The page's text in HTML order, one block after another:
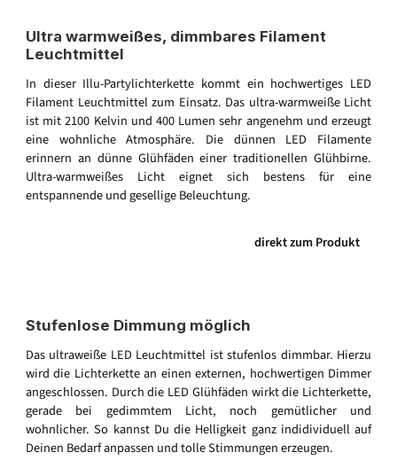
Ultra warmweißes, dimmbares Filament
Leuchtmittel
In dieser Illu-Partylichterkette kommt ein hochwertiges LED
Filament Leuchtmittel zum Einsatz. Das ultra-warmweiße Licht
ist mit 2100 Kelvin und 400 Lumen sehr angenehm und erzeugt
eine wohnliche Atmosphäre. Die dünnen LED Filamente
erinnern an dünne Glühfäden einer traditionellen Glühbirne.
Ultra-warmweißes Licht eignet sich bestens für eine
entspannende und gesellige Beleuchtung.
direkt zum Produkt
Stufenlose Dimmung möglich
Das ultraweiße LED Leuchtmittel ist stufenlos dimmbar. Hierzu
wird die Lichterkette an einen externen, hochwertigen Dimmer
angeschlossen. Durch die LED Glühfäden wirkt die Lichterkette,
gerade bei gedimmtem Licht, noch gemütlicher und
wohnlicher. So kannst Du die Helligkeit ganz indidividuell auf
Deinen Bedarf anpassen und tolle Stimmungen erzeugen.